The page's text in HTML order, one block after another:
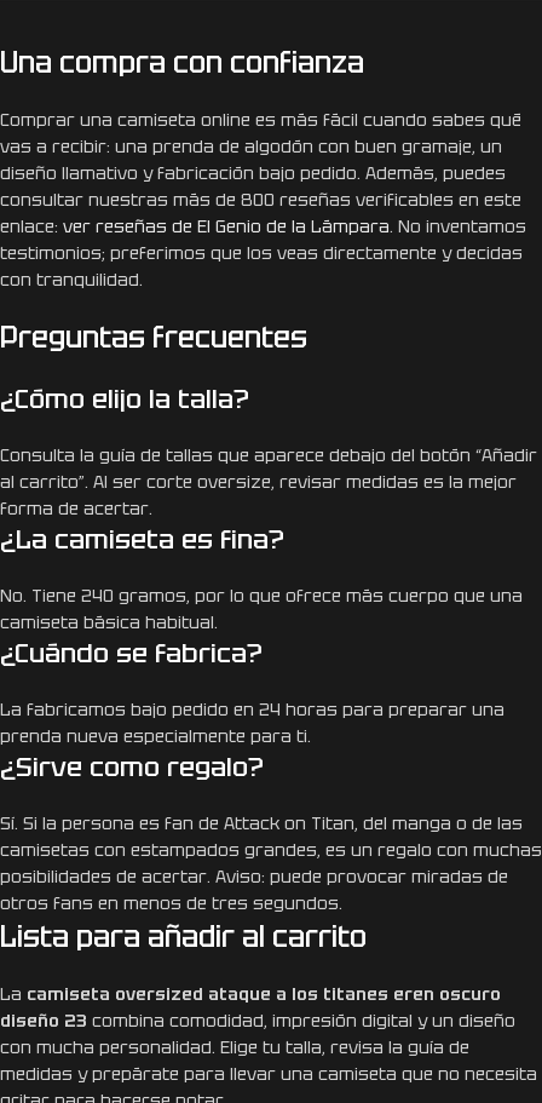
Una compra con confianza
Comprar una camiseta online es más fácil cuando sabes qué
vas a recibir: una prenda de algodón con buen gramaje, un
diseño llamativo y fabricación bajo pedido. Además, puedes
consultar nuestras más de 800 reseñas verificables en este
enlace: ver reseñas de El Genio de la Lámpara. No inventamos
testimonios; preferimos que los veas directamente y decidas
con tranquilidad.
Preguntas frecuentes
¿Cómo elijo la talla?
Consulta la guía de tallas que aparece debajo del botón “Añadir
al carrito”. Al ser corte oversize, revisar medidas es la mejor
forma de acertar.
¿La camiseta es fina?
No. Tiene 240 gramos, por lo que ofrece más cuerpo que una
camiseta básica habitual.
¿Cuándo se fabrica?
La fabricamos bajo pedido en 24 horas para preparar una
prenda nueva especialmente para ti.
¿Sirve como regalo?
Sí. Si la persona es fan de Attack on Titan, del manga o de las
camisetas con estampados grandes, es un regalo con muchas
posibilidades de acertar. Aviso: puede provocar miradas de
otros fans en menos de tres segundos.
Lista para añadir al carrito
La camiseta oversized ataque a los titanes eren oscuro
diseño 23 combina comodidad, impresión digital y un diseño
con mucha personalidad. Elige tu talla, revisa la guía de
medidas y prepárate para llevar una camiseta que no necesita